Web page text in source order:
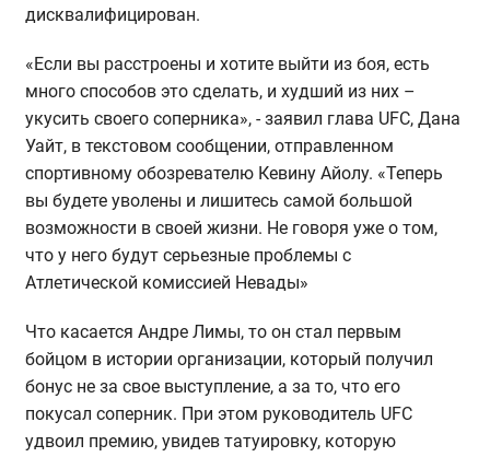
дисквалифицирован.
«Если вы расстроены и хотите выйти из боя, есть
много способов это сделать, и худший из них –
укусить своего соперника», - заявил глава UFC, Дана
Уайт, в текстовом сообщении, отправленном
спортивному обозревателю Кевину Айолу. «Теперь
вы будете уволены и лишитесь самой большой
возможности в своей жизни. Не говоря уже о том,
что у него будут серьезные проблемы с
Атлетической комиссией Невады»
Что касается Андре Лимы, то он стал первым
бойцом в истории организации, который получил
бонус не за свое выступление, а за то, что его
покусал соперник. При этом руководитель UFC
удвоил премию, увидев татуировку, которую